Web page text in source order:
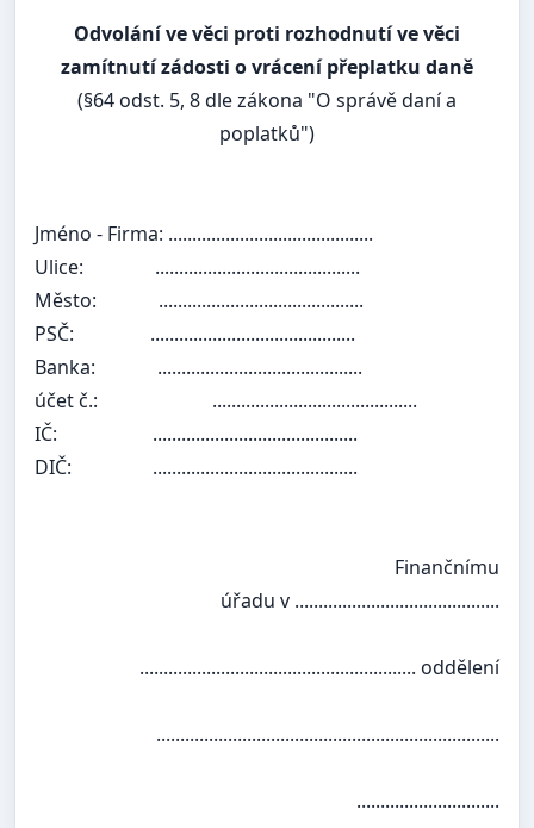
Odvolání ve věci proti rozhodnutí ve věci
zamítnutí zádosti o vrácení přeplatku daně
(§64 odst. 5, 8 dle zákona "O správě daní a
poplatků")
Jméno - Firma: ...........................................
Ulice: ...........................................
Město: ...........................................
PSČ: ...........................................
Banka: ...........................................
účet č.: ...........................................
IČ: ...........................................
DIČ: ...........................................
Finančnímu
úřadu v ...........................................
.......................................................... oddělení
........................................................................
..............................